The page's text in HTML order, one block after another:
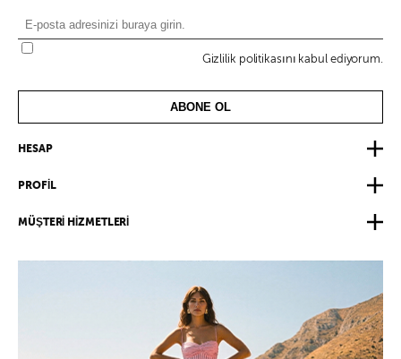
Gizlilik politikasını kabul ediyorum.
ABONE OL
HESAP
PROFİL
MÜŞTERİ HİZMETLERİ